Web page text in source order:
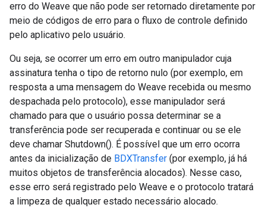
erro do Weave que não pode ser retornado diretamente por
meio de códigos de erro para o fluxo de controle definido
pelo aplicativo pelo usuário.
Ou seja, se ocorrer um erro em outro manipulador cuja
assinatura tenha o tipo de retorno nulo (por exemplo, em
resposta a uma mensagem do Weave recebida ou mesmo
despachada pelo protocolo), esse manipulador será
chamado para que o usuário possa determinar se a
transferência pode ser recuperada e continuar ou se ele
deve chamar Shutdown(). É possível que um erro ocorra
antes da inicialização de BDXTransfer (por exemplo, já há
muitos objetos de transferência alocados). Nesse caso,
esse erro será registrado pelo Weave e o protocolo tratará
a limpeza de qualquer estado necessário alocado.